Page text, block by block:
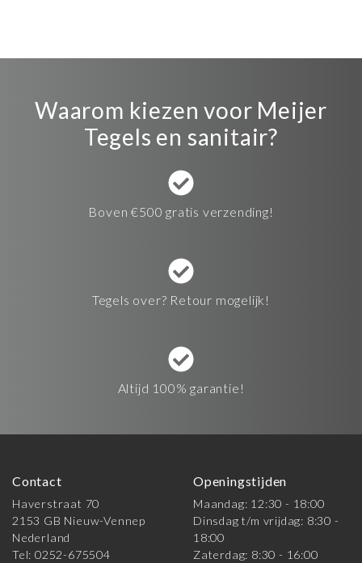
Waarom kiezen voor Meijer
Tegels en sanitair?
Boven €500 gratis verzending!
Tegels over? Retour mogelijk!
Altijd 100% garantie!
Contact
Haverstraat 70
2153 GB Nieuw-Vennep
Nederland
Tel: 0252-675504
Openingstijden
Maandag: 12:30 - 18:00
Dinsdag t/m vrijdag: 8:30 -
18:00
Zaterdag: 8:30 - 16:00